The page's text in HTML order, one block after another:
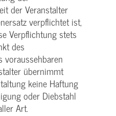
der Veranstalter
verpflichtet ist,
Verpflichtung stets
des
voraussehbaren
übernimmt
keine Haftung
oder Diebstahl
Art.